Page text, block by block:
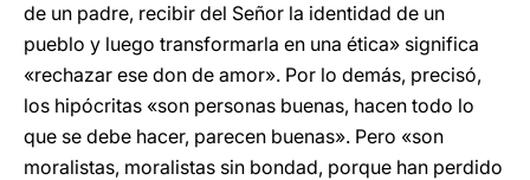
de un padre, recibir del Señor la identidad de un
pueblo y luego transformarla en una ética» significa
«rechazar ese don de amor». Por lo demás, precisó,
los hipócritas «son personas buenas, hacen todo lo
que se debe hacer, parecen buenas». Pero «son
moralistas, moralistas sin bondad, porque han perdido